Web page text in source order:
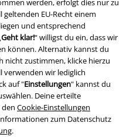
werden, erfolgt dies nur zu
EU-Recht einem
und entsprechend
Geht klar!“ willigst du ein, dass wir
können. Alternativ kannst du
nicht zustimmen, klicke hierzu
verwenden wir lediglich
auf "Einstellungen" kannst du
Deine erteilte
Cookie-Einstellungen
zum Datenschutz
.
Company